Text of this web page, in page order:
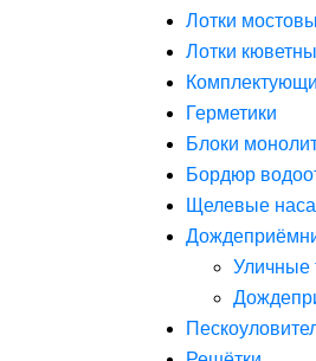
Лотки
Лотки
Герметики
Блоки
Бордюр
Щелевые
Уличные